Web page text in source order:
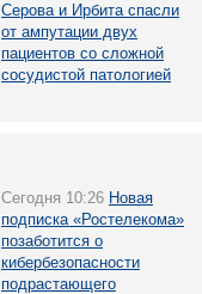
Серова и Ирбита спасли
от ампутации двух
пациентов со сложной
сосудистой патологией
Сегодня 10:26 Новая
подписка «Ростелекома»
позаботится о
кибербезопасности
подрастающего